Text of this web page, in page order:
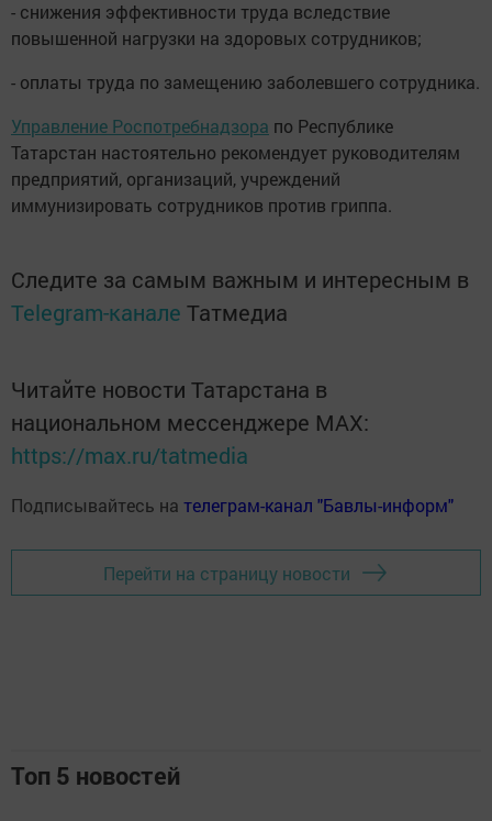
- снижения эффективности труда вследствие
повышенной нагрузки на здоровых сотрудников;
- оплаты труда по замещению заболевшего сотрудника.
Управление Роспотребнадзора по Республике
Татарстан настоятельно рекомендует руководителям
предприятий, организаций, учреждений
иммунизировать сотрудников против гриппа.
Следите за самым важным и интересным в
Telegram-канале Татмедиа
Читайте новости Татарстана в
национальном мессенджере MАХ:
https://max.ru/tatmedia
Подписывайтесь на телеграм-канал "Бавлы-информ"
Перейти на страницу новости
Топ 5 новостей